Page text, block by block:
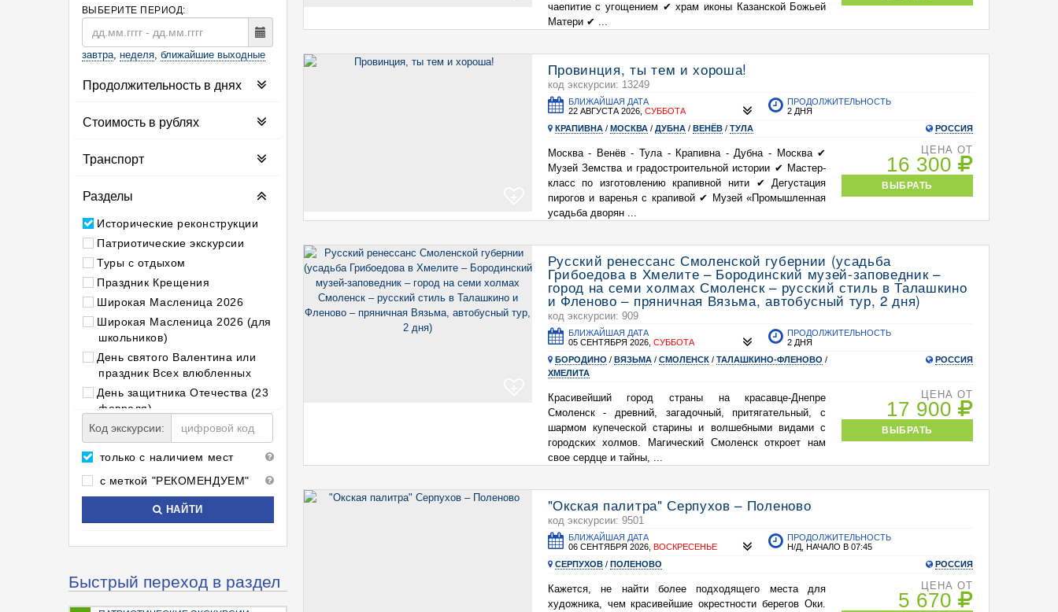
ВЫБЕРИТЕ ПЕРИОД:
завтра, неделя, ближайшие выходные
Продолжительность в днях
Стоимость в рублях
Транспорт
Разделы
Исторические реконструкции
Патриотические экскурсии
Туры с отдыхом
Праздник Крещения
Широкая Масленица 2026
Широкая Масленица 2026 (для
школьников)
День святого Валентина или
праздник Всех влюбленных
День защитника Отечества (23
февраля)
Экскурсии на 8 марта
Праздник Троицы
Золотое кольцо
Сборные туры в Москву
Экскурсии по Москве
Для школьников
Замки, крепости, дворцы
Код экскурсии:
только с наличием мест
с меткой "РЕКОМЕНДУЕМ"
НАЙТИ
Быстрый переход в раздел
чаепитие с угощением ✔ храм иконы Казанской Божьей
Матери ✔ ...
Провинция, ты тем и хороша!
код экскурсии: 13249
БЛИЖАЙШАЯ ДАТА
22 АВГУСТА 2026,СУББОТА
ПРОДОЛЖИТЕЛЬНОСТЬ
2 ДНЯ
КРАПИВНА/ МОСКВА/ ДУБНА/ ВЕНЁВ/ ТУЛА РОССИЯ
Москва - Венёв - Тула - Крапивна - Дубна - Москва ✔
Музей Земства и градостроительной истории ✔ Мастер-
класс по изготовлению крапивной нити ✔ Дегустация
пирогов и варенья с крапивой ✔ Музей «Промышленная
усадьба дворян ...
ЦЕНА ОТ
16 300
ВЫБРАТЬ
Русский ренессанс Смоленской губернии (усадьба
Грибоедова в Хмелите – Бородинский музей-заповедник –
город на семи холмах Смоленск – русский стиль в Талашкино
и Фленово – пряничная Вязьма, автобусный тур, 2 дня)
код экскурсии: 909
БЛИЖАЙШАЯ ДАТА
05 СЕНТЯБРЯ 2026,СУББОТА
ПРОДОЛЖИТЕЛЬНОСТЬ
2 ДНЯ
БОРОДИНО / ВЯЗЬМА/ СМОЛЕНСК/ ТАЛАШКИНО-ФЛЕНОВО /
ХМЕЛИТА
РОССИЯ
Красивейший город страны на красавце-Днепре
Смоленск - древний, загадочный, притягательный, с
шармом купеческой старины и волшебными видами с
городских холмов. Магический Смоленск откроет нам
свое сердце и тайны, ...
ЦЕНА ОТ
17 900
ВЫБРАТЬ
"Окская палитра" Серпухов – Поленово
код экскурсии: 9501
БЛИЖАЙШАЯ ДАТА
06 СЕНТЯБРЯ 2026,ВОСКРЕСЕНЬЕ
ПРОДОЛЖИТЕЛЬНОСТЬ
Н/Д, НАЧАЛО В 07:45
СЕРПУХОВ/ ПОЛЕНОВО РОССИЯ
Кажется, не найти более подходящего места для
художника, чем красивейшие окрестности берегов Оки.
ЦЕНА ОТ
5 670